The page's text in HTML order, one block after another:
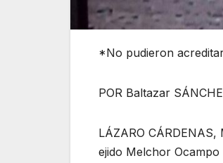
*No pudieron
POR Baltazar
LÁZARO
ejido Melchor